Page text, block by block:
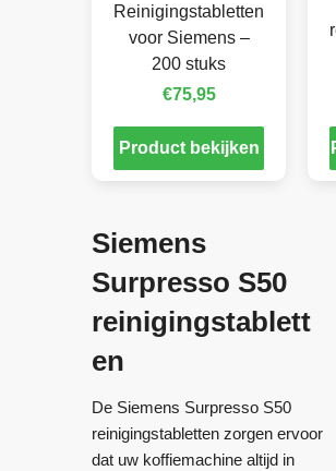
Reinigingstabletten
voor Siemens –
200 stuks
€75,95
Product bekijken
Siemens
Surpresso S50
reinigingstablett
en
De Siemens Surpresso S50
reinigingstabletten zorgen ervoor
dat uw koffiemachine altijd in